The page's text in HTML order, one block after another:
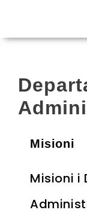
Misioni
Misioni i